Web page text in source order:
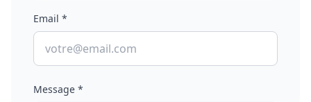
Email *
Message *